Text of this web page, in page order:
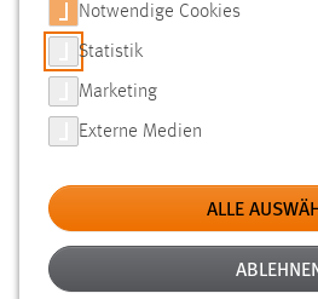
SUCHE
FILTER
Erstellungsdatum
Notwendige Cookies
Statistik
Marketing
Externe Medien
ALLE